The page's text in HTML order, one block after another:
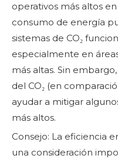
operativos más altos
consumo de energía
sistemas de CO₂
especialmente en
más altas. Sin
del CO₂ (en
ayudar a mitigar
más altos.
Consejo: La eficiencia
una consideración